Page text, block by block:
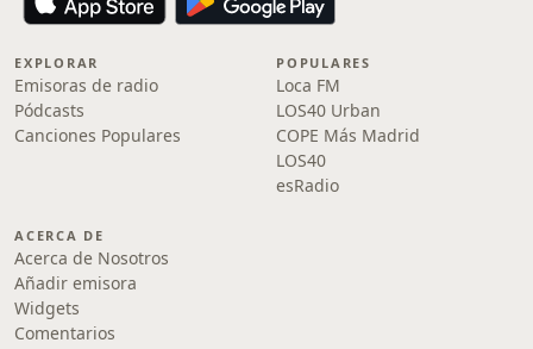
EXPLORAR
Emisoras de radio
Pódcasts
Canciones Populares
POPULARES
Loca FM
LOS40 Urban
COPE Más Madrid
LOS40
esRadio
ACERCA DE
Acerca de Nosotros
Añadir emisora
Widgets
Comentarios